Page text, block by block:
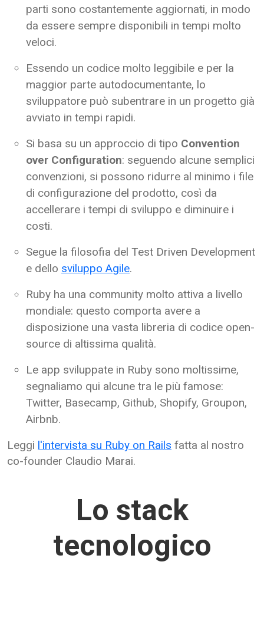
parti sono costantemente aggiornati, in modo
da essere sempre disponibili in tempi molto
veloci.
Essendo un codice molto leggibile e per la
maggior parte autodocumentante, lo
sviluppatore può subentrare in un progetto già
avviato in tempi rapidi.
Si basa su un approccio di tipo Convention
over Configuration: seguendo alcune semplici
convenzioni, si possono ridurre al minimo i file
di configurazione del prodotto, così da
accellerare i tempi di sviluppo e diminuire i
costi.
Segue la filosofia del Test Driven Development
e dello sviluppo Agile.
Ruby ha una community molto attiva a livello
mondiale: questo comporta avere a
disposizione una vasta libreria di codice open-
source di altissima qualità.
Le app sviluppate in Ruby sono moltissime,
segnaliamo qui alcune tra le più famose:
Twitter, Basecamp, Github, Shopify, Groupon,
Airbnb.
Leggi l'intervista su Ruby on Rails fatta al nostro
co-founder Claudio Marai.
Lo stack
tecnologico